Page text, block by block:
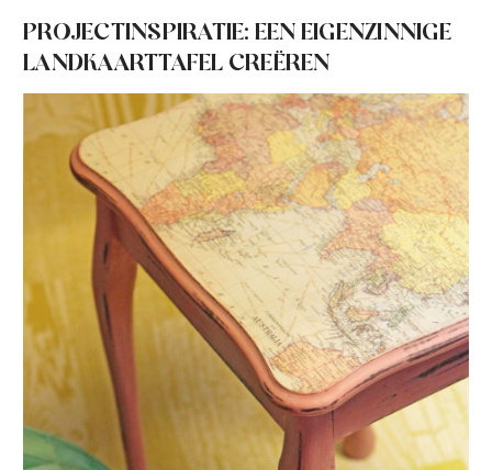
PROJECTINSPIRATIE: EEN EIGENZINNIGE
LANDKAARTTAFEL CREËREN